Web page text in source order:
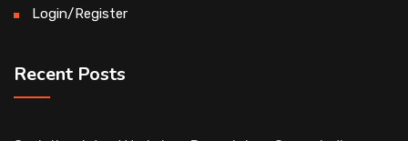
Login/Register
Recent Posts